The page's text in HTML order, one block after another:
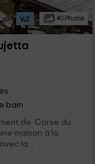
40 Photos
bain
de Corse du
maison à la
la...